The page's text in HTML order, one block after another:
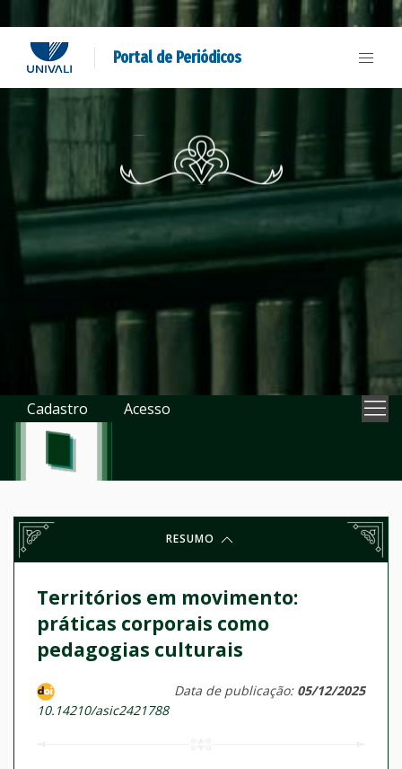
Portal de Periódicos
Cadastro Acesso
RESUMO
Territórios em movimento:
práticas corporais como
pedagogias culturais
10.14210/asic2421788
Data de publicação: 05/12/2025